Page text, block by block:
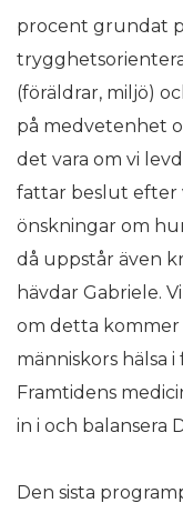
procent grundat
(föräldrar, miljö)
på medvetenhet
det vara om vi
fattar beslut efter
önskningar om
då uppstår även
hävdar Gabriele.
om detta kommer
människors hälsa
Framtidens
in i och balansera
Den sista